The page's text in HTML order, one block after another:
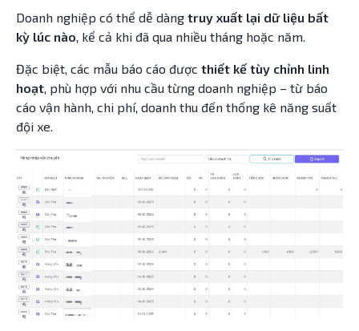
Doanh nghiệp có thể dễ dàng truy xuất lại dữ liệu bất
kỳ lúc nào, kể cả khi đã qua nhiều tháng hoặc năm.
Đặc biệt, các mẫu báo cáo được thiết kế tùy chỉnh linh
hoạt, phù hợp với nhu cầu từng doanh nghiệp – từ báo
cáo vận hành, chi phí, doanh thu đến thống kê năng suất
đội xe.